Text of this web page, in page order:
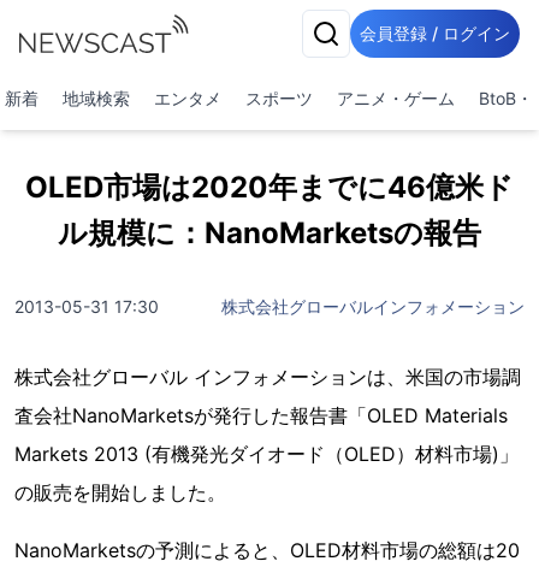
会員登録 / ログイン
新着 地域検索 エンタメ スポーツ アニメ・ゲーム BtoB・
OLED市場は2020年までに46億米ド
ル規模に：NanoMarketsの報告
2013-05-31 17:30 株式会社グローバルインフォメーション
株式会社グローバル インフォメーションは、米国の市場調
査会社NanoMarketsが発行した報告書「OLED Materials
Markets 2013 (有機発光ダイオード（OLED）材料市場)」
の販売を開始しました。
NanoMarketsの予測によると、OLED材料市場の総額は20